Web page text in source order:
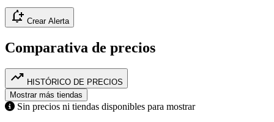
notification_add Crear Alerta
Comparativa de precios
trending_up HISTÓRICO DE PRECIOS
Mostrar más tiendas
Sin precios ni tiendas disponibles para mostrar